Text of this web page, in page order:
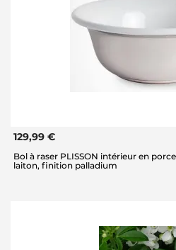
129,99 €
Bol à raser PLISSON intérieur en
laiton, finition palladium